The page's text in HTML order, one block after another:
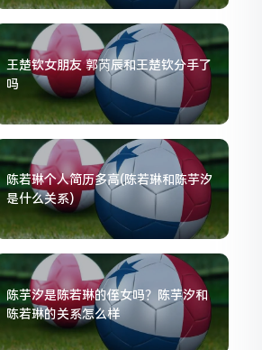
王楚钦女朋友 郭芮辰和王楚钦分手了
吗
陈若琳个人简历多高(陈若琳和陈芋汐
是什么关系)
陈芋汐是陈若琳的侄女吗？陈芋汐和
陈若琳的关系怎么样